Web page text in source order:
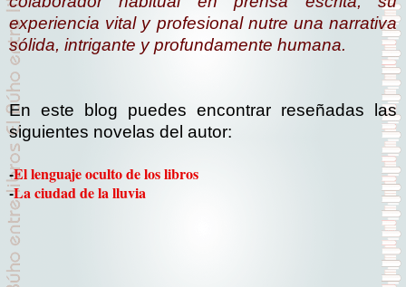
experiencia vital y profesional nutre una narrativa
sólida, intrigante y profundamente humana.
En este blog puedes encontrar reseñadas las
siguientes novelas del autor:
-El lenguaje oculto de los libros
-La ciudad de la lluvia